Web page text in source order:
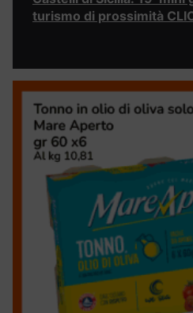
turismo di prossimità